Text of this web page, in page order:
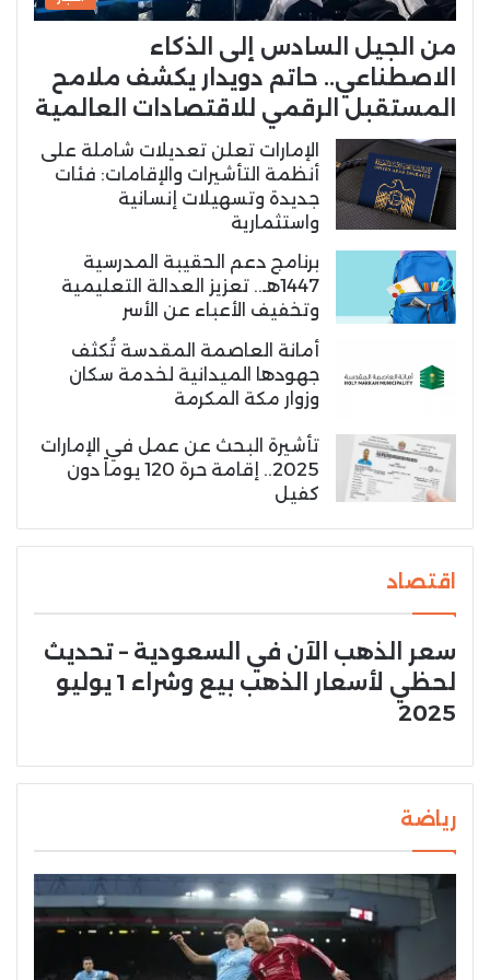
من الجيل السادس إلى الذكاء
الاصطناعي.. حاتم دويدار يكشف ملامح
المستقبل الرقمي للاقتصادات العالمية
الإمارات تعلن تعديلات شاملة على
أنظمة التأشيرات والإقامات: فئات
جديدة وتسهيلات إنسانية
واستثمارية
برنامج دعم الحقيبة المدرسية
1447هـ.. تعزيز العدالة التعليمية
وتخفيف الأعباء عن الأسر
أمانة العاصمة المقدسة تُكثف
جهودها الميدانية لخدمة سكان
وزوار مكة المكرمة
تأشيرة البحث عن عمل في الإمارات
2025.. إقامة حرة 120 يوماً دون
كفيل
اقتصاد
سعر الذهب الآن في السعودية – تحديث
لحظي لأسعار الذهب بيع وشراء 1 يوليو
2025
رياضة